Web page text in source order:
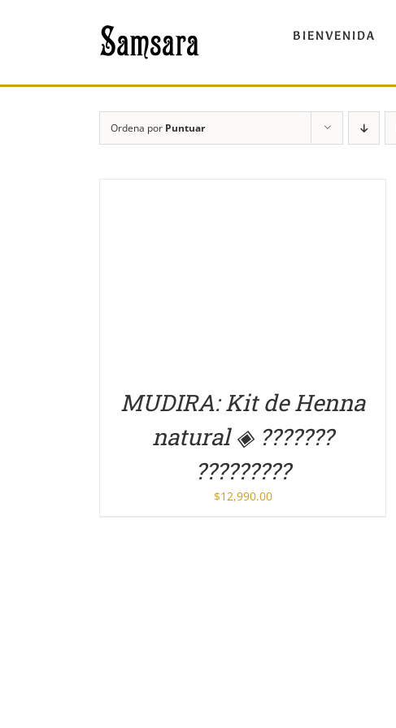
BIENVENIDA
Ordena por Puntuar
MUDIRA: Kit de Henna
natural ◈ ???????
?????????
$12,990.00